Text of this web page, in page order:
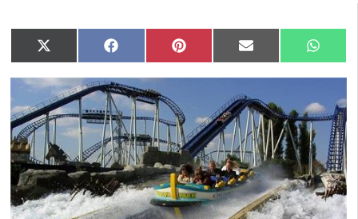
Compartir
en
X
(Twitter)
Compartir
en
Facebook Compartir
en
Pinterest Compartir
en
Email
en